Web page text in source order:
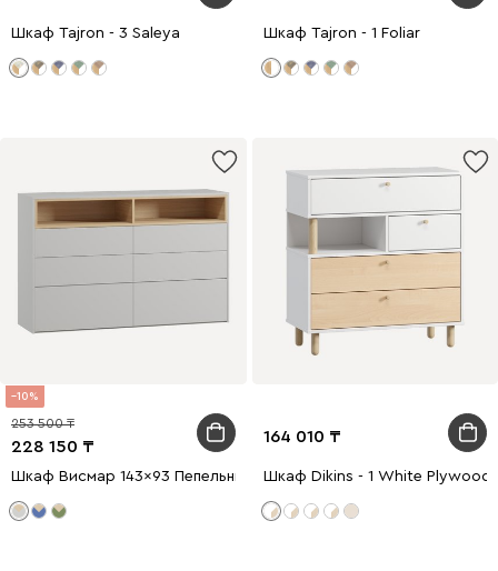
Шкаф Tajron - 3 Saleya Шкаф Tajron - 1 Foliar
10
228 150
253 500
Шкаф Висмар 143x93 Пепельный
164 010
Шкаф Dikins - 1 White Plywood